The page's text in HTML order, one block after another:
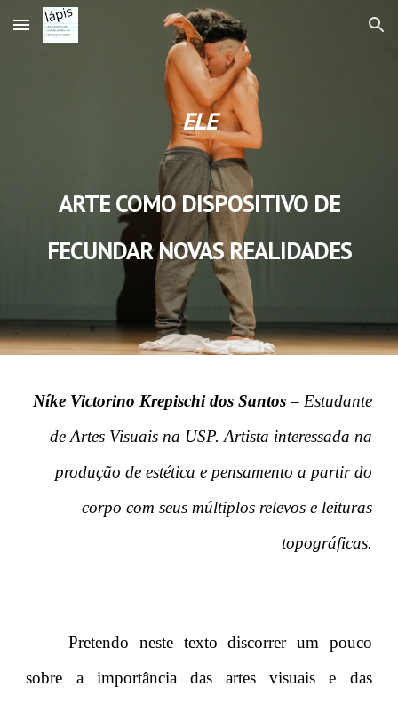
Skip to main content Skip to navigation
ELE
ARTE COMO DISPOSITIVO DE
FECUNDAR NOVAS REALIDADES
Níke Victorino Krepischi dos Santos– Estudante
de Artes Visuais na USP. Artista interessada na
produção de estética e pensamento a partir do
corpo com seus múltiplos relevos e leituras
topográficas.
Pretendo neste texto discorrer um pouco
sobre a importância das artes visuais e das